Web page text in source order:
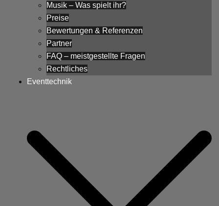
Musik – Was spielt ihr?
Preise
Bewertungen & Referenzen
Partner
FAQ – meistgestellte Fragen
Rechtliches
Eventtechnik